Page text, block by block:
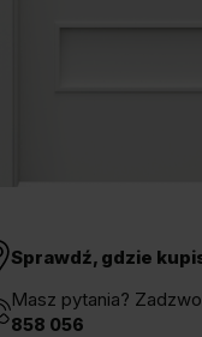
Sprawdź, gdzie
Masz pytania?
858 056